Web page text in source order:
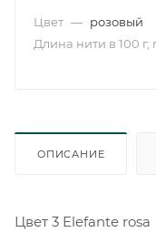
Цвет — розовый
Длина нити в 100 г,
ОПИСАНИЕ
Цвет 3 Elefante rosa